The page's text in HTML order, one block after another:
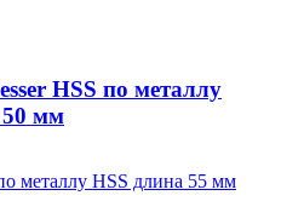
HSS по металлу
50 мм
металлу HSS длина 55 мм